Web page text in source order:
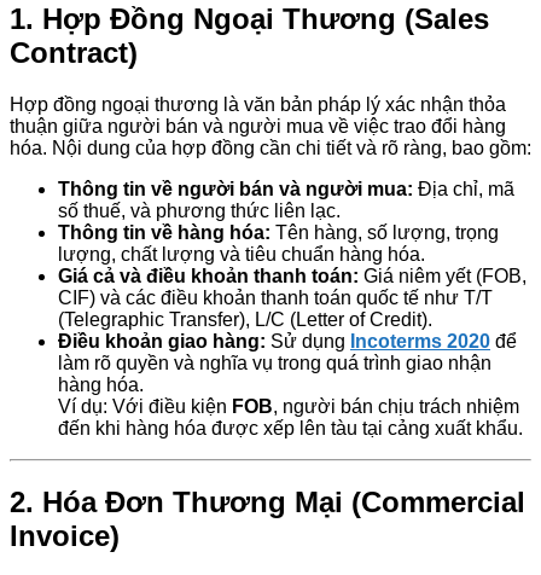
1. Hợp Đồng Ngoại Thương (Sales
Contract)
Hợp đồng ngoại thương là văn bản pháp lý xác nhận thỏa
thuận giữa người bán và người mua về việc trao đổi hàng
hóa. Nội dung của hợp đồng cần chi tiết và rõ ràng, bao gồm:
Thông tin về người bán và người mua: Địa chỉ, mã
số thuế, và phương thức liên lạc.
Thông tin về hàng hóa: Tên hàng, số lượng, trọng
lượng, chất lượng và tiêu chuẩn hàng hóa.
Giá cả và điều khoản thanh toán: Giá niêm yết (FOB,
CIF) và các điều khoản thanh toán quốc tế như T/T
(Telegraphic Transfer), L/C (Letter of Credit).
Điều khoản giao hàng: Sử dụng Incoterms 2020 để
làm rõ quyền và nghĩa vụ trong quá trình giao nhận
hàng hóa.
Ví dụ: Với điều kiện FOB, người bán chịu trách nhiệm
đến khi hàng hóa được xếp lên tàu tại cảng xuất khẩu.
2. Hóa Đơn Thương Mại (Commercial
Invoice)